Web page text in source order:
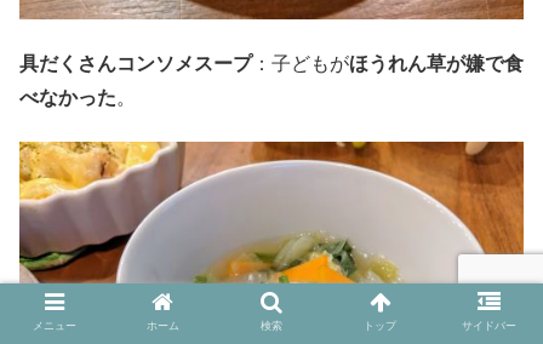
具だくさんコンソメスープ：子どもがほうれん草が嫌で食
べなかった。
メニュー ホーム 検索 トップ サイドバー